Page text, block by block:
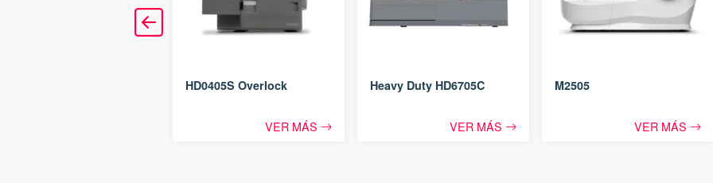
HD0405S Overlock
VER MÁS
Heavy Duty HD6705C
VER MÁS
M2505
VER MÁS